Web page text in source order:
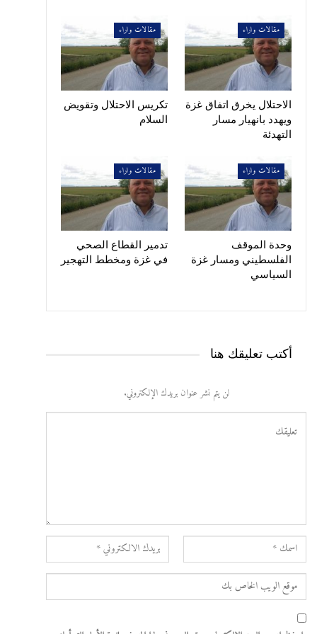
مقالات واراء
الاحتلال يخرق اتفاق غزة
ويهدد بانهيار مسار
التهدئة
مقالات واراء
تكريس الاحتلال وتقويض
السلام
مقالات واراء
وحدة الموقف
الفلسطيني ومسار غزة
السياسي
مقالات واراء
تدمير القطاع الصحي
في غزة ومخطط التهجير
أكتب تعليقك هنا
لن يتم نشر عنوان بريدك الإلكتروني.